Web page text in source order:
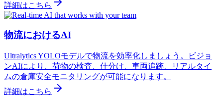
詳細はこちら
物流におけるAI
Ultralytics YOLOモデルで物流を効率化しましょう。ビジョ
ンAIにより、荷物の検査、仕分け、車両追跡、リアルタイ
ムの倉庫安全モニタリングが可能になります。
詳細はこちら